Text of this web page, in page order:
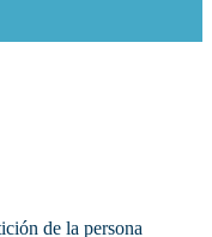
de la persona